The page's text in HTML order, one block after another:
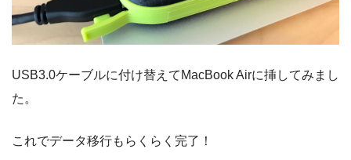
USB3.0ケーブルに付け替えてMacBook Airに挿してみまし
た。
これでデータ移行もらくらく完了！